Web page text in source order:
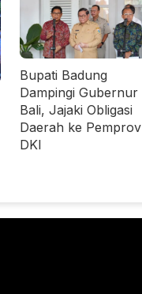
Bupati Badung
Dampingi Gubernur
Bali, Jajaki Obligasi
Daerah ke Pemprov
DKI